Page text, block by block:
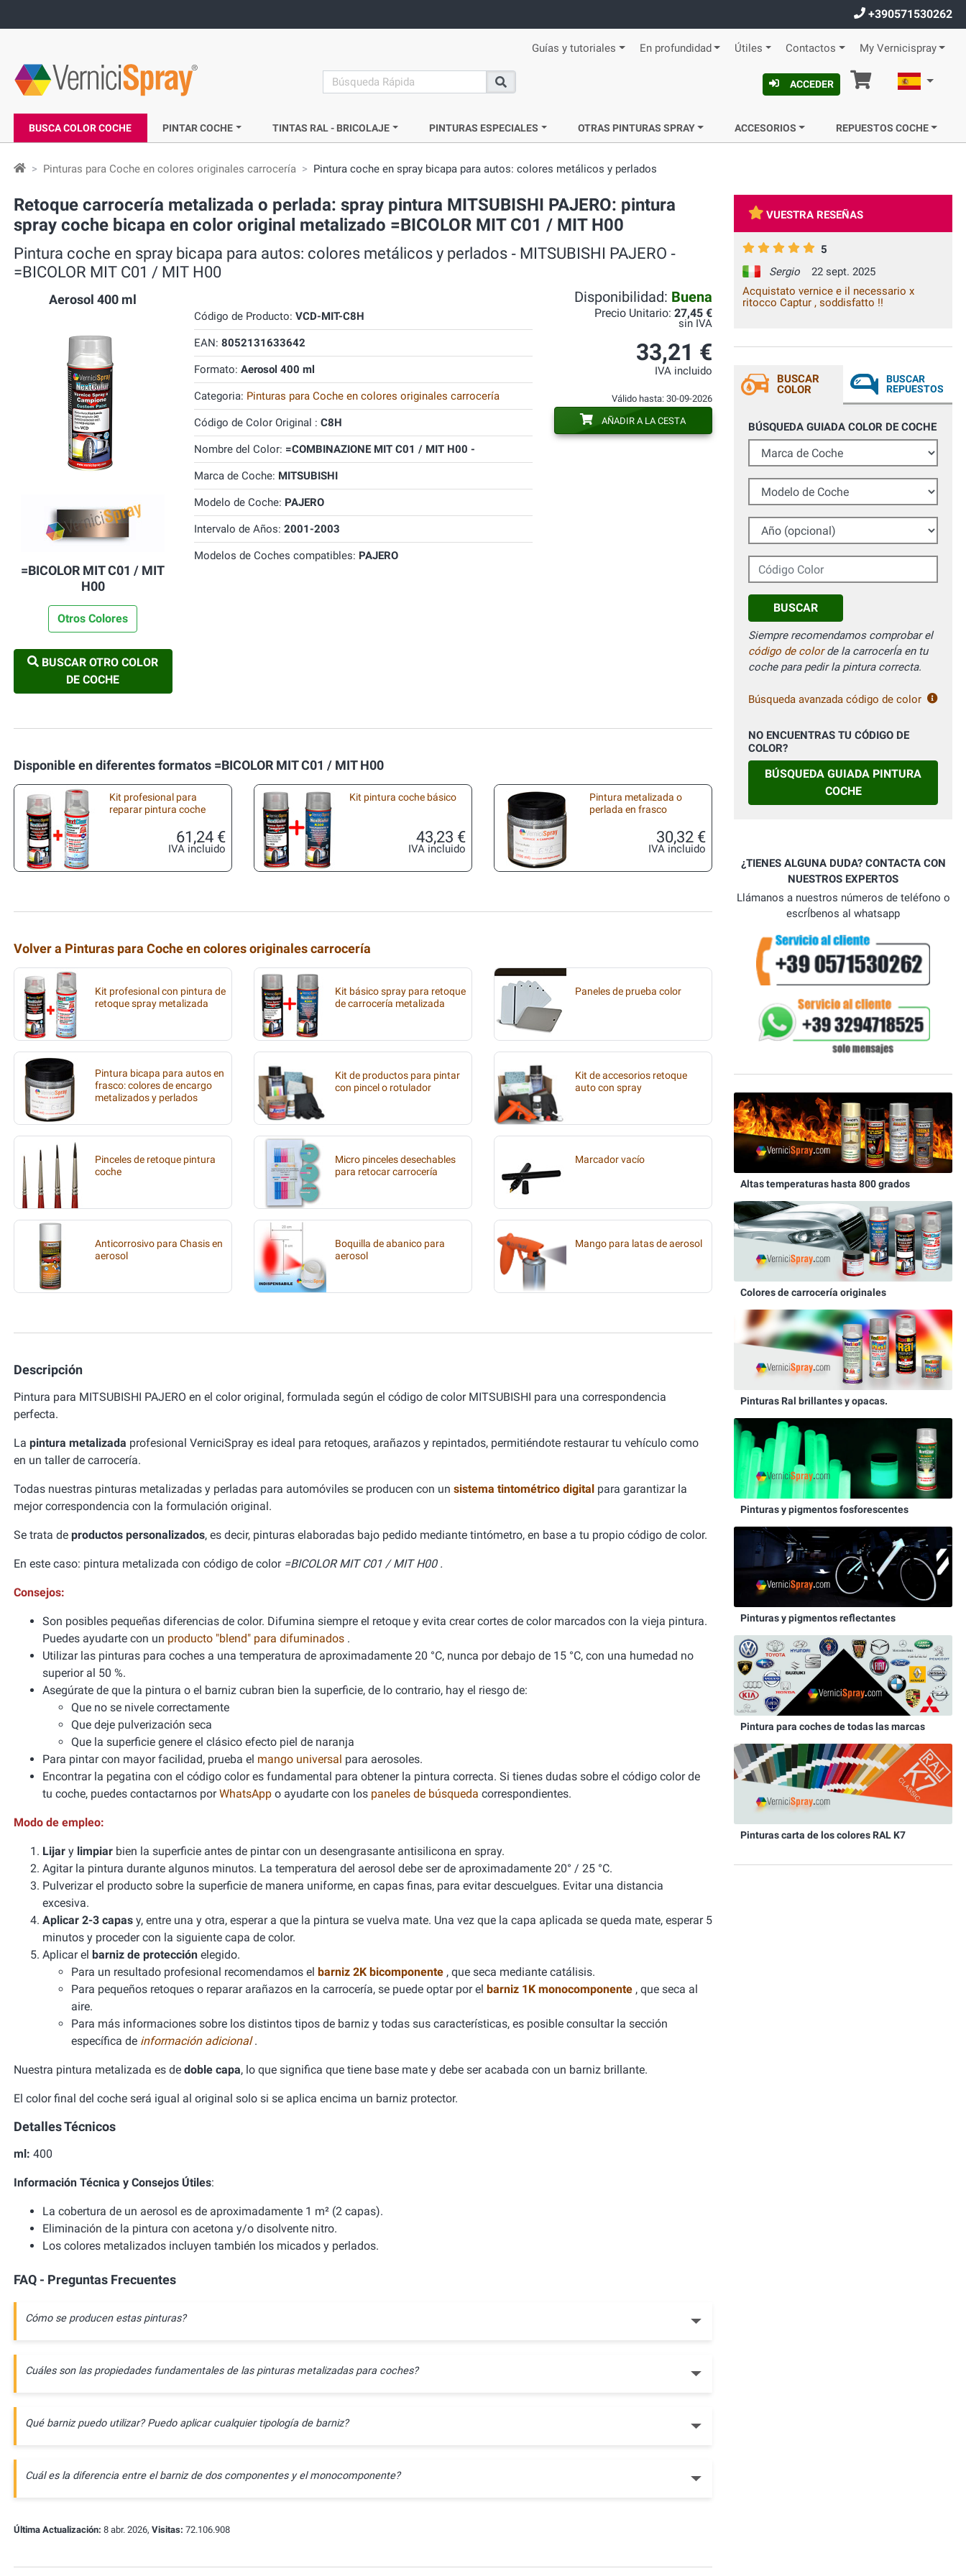
+390571530262
Guías y tutoriales En profundidad Útiles Contactos My Vernicispray
search
Buscar
ACCEDER Cesta Español
BUSCA COLOR COCHE PINTAR COCHE TINTAS RAL - BRICOLAJE PINTURAS ESPECIALES OTRAS PINTURAS SPRAY ACCESORIOS REPUESTOS COCHE
Pinturas para Coche en colores originales carrocería Pintura coche en spray bicapa para autos: colores metálicos y perlados
Retoque carrocería metalizada o perlada: spray pintura MITSUBISHI PAJERO: pintura
spray coche bicapa en color original metalizado =BICOLOR MIT C01 / MIT H00
Pintura coche en spray bicapa para autos: colores metálicos y perlados ‐ MITSUBISHI PAJERO ‐
=BICOLOR MIT C01 / MIT H00
Aerosol 400 ml
=BICOLOR MIT C01 / MIT
H00
Otros Colores
BUSCAR OTRO COLOR
DE COCHE
Código de Producto: VCD-MIT-C8H
EAN: 8052131633642
Formato: Aerosol 400 ml
Categoria: Pinturas para Coche en colores originales carrocería
Código de Color Original : C8H
Nombre del Color: =COMBINAZIONE MIT C01 / MIT H00 -
Marca de Coche: MITSUBISHI
Modelo de Coche: PAJERO
Intervalo de Años: 2001-2003
Modelos de Coches compatibles: PAJERO
Disponibilidad: Buena
Precio Unitario: 27,45 €
sin IVA
33,21 €
IVA incluido
Válido hasta: 30-09-2026
AÑADIR A LA CESTA
Disponible en diferentes formatos =BICOLOR MIT C01 / MIT H00
Kit profesional para
reparar pintura coche
61,24 €
IVA incluido
Kit pintura coche básico
43,23 €
IVA incluido
Pintura metalizada o
perlada en frasco
30,32 €
IVA incluido
Volver a Pinturas para Coche en colores originales carrocería
Kit profesional con pintura de
retoque spray metalizada
Kit básico spray para retoque
de carrocería metalizada
Paneles de prueba color
Pintura bicapa para autos en
frasco: colores de encargo
metalizados y perlados
Kit de productos para pintar
con pincel o rotulador
Kit de accesorios retoque
auto con spray
Pinceles de retoque pintura
coche
Micro pinceles desechables
para retocar carrocería
Marcador vacío
Anticorrosivo para Chasis en
aerosol
Boquilla de abanico para
aerosol
Mango para latas de aerosol
Descripción
Pintura para MITSUBISHI PAJERO en el color original, formulada según el código de color MITSUBISHI para una correspondencia
perfecta.
La pintura metalizada profesional VerniciSpray es ideal para retoques, arañazos y repintados, permitiéndote restaurar tu vehículo como
en un taller de carrocería.
Todas nuestras pinturas metalizadas y perladas para automóviles se producen con un sistema tintométrico digital para garantizar la
mejor correspondencia con la formulación original.
Se trata de productos personalizados, es decir, pinturas elaboradas bajo pedido mediante tintómetro, en base a tu propio código de color.
En este caso: pintura metalizada con código de color =BICOLOR MIT C01 / MIT H00 .
Consejos:
Son posibles pequeñas diferencias de color. Difumina siempre el retoque y evita crear cortes de color marcados con la vieja pintura.
Puedes ayudarte con un producto "blend" para difuminados .
Utilizar las pinturas para coches a una temperatura de aproximadamente 20 °C, nunca por debajo de 15 °C, con una humedad no
superior al 50 %.
Asegúrate de que la pintura o el barniz cubran bien la superficie, de lo contrario, hay el riesgo de:
Que no se nivele correctamente
Que deje pulverización seca
Que la superficie genere el clásico efecto piel de naranja
Para pintar con mayor facilidad, prueba el mango universal para aerosoles.
Encontrar la pegatina con el código color es fundamental para obtener la pintura correcta. Si tienes dudas sobre el código color de
tu coche, puedes contactarnos porWhatsApp o ayudarte con los paneles de búsqueda correspondientes.
Modo de empleo:
Lijar y limpiar bien la superficie antes de pintar con un desengrasante antisilicona en spray.
Agitar la pintura durante algunos minutos. La temperatura del aerosol debe ser de aproximadamente 20° / 25 °C.
Pulverizar el producto sobre la superficie de manera uniforme, en capas finas, para evitar descuelgues. Evitar una distancia
excesiva.
Aplicar 2-3 capas y, entre una y otra, esperar a que la pintura se vuelva mate. Una vez que la capa aplicada se queda mate, esperar 5
minutos y proceder con la siguiente capa de color.
Aplicar el barniz de protección elegido.
Para un resultado profesional recomendamos el barniz 2K bicomponente , que seca mediante catálisis.
Para pequeños retoques o reparar arañazos en la carrocería, se puede optar por el barniz 1K monocomponente , que seca al
aire.
Para más informaciones sobre los distintos tipos de barniz y todas sus características, es posible consultar la sección
específica de información adicional.
Nuestra pintura metalizada es de doble capa, lo que significa que tiene base mate y debe ser acabada con un barniz brillante.
El color final del coche será igual al original solo si se aplica encima un barniz protector.
Detalles Técnicos
ml: 400
Información Técnica y Consejos Útiles:
La cobertura de un aerosol es de aproximadamente 1 m² (2 capas).
Eliminación de la pintura con acetona y/o disolvente nitro.
Los colores metalizados incluyen también los micados y perlados.
FAQ - Preguntas Frecuentes
Cómo se producen estas pinturas?
Cuáles son las propiedades fundamentales de las pinturas metalizadas para coches?
Qué barniz puedo utilizar? Puedo aplicar cualquier tipología de barniz?
Cuál es la diferencia entre el barniz de dos componentes y el monocomponente?
Última Actualización: 8 abr. 2026, Visitas: 72.106.908
VUESTRA RESEÑAS
5
Sergio
22 sept. 2025
Acquistato vernice e il necessario x
ritocco Captur , soddisfatto !!
BUSCAR
COLOR
BUSCAR
REPUESTOS
BÚSQUEDA GUIADA COLOR DE COCHE
Marca de Coche
Modelo de Coche
Año (opcional)
Código Color
BUSCAR
Siempre recomendamos comprobar el
código de colorde la carrocerÍa en tu
coche para pedir la pintura correcta.
Búsqueda avanzada código de color
NO ENCUENTRAS TU CÓDIGO DE
COLOR?
BÚSQUEDA GUIADA PINTURA
COCHE
¿TIENES ALGUNA DUDA? CONTACTA CON
NUESTROS EXPERTOS
Llámanos a nuestros números de teléfono o
escrÍbenos al whatsapp
Altas temperaturas hasta 800 grados
Colores de carrocería originales
Pinturas Ral brillantes y opacas.
Pinturas y pigmentos fosforescentes
Pinturas y pigmentos reflectantes
Pintura para coches de todas las marcas
Pinturas carta de los colores RAL K7